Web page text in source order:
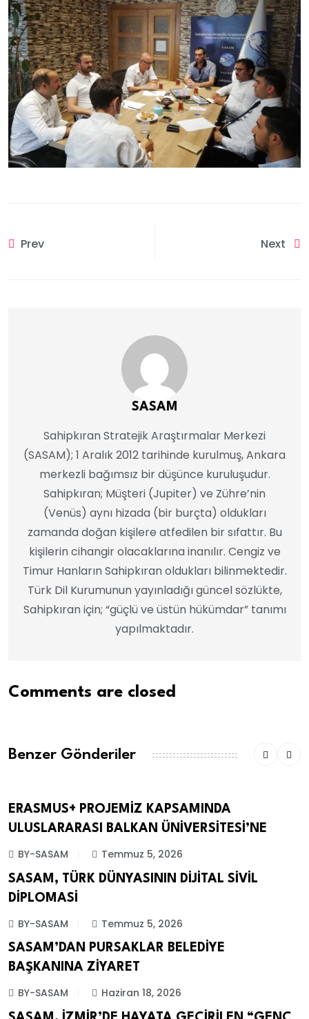
Prev Next
SASAM
Sahipkıran Stratejik Araştırmalar Merkezi
(SASAM); 1 Aralık 2012 tarihinde kurulmuş, Ankara
merkezli bağımsız bir düşünce kuruluşudur.
Sahipkıran; Müşteri (Jupiter) ve Zühre’nin
(Venüs) aynı hizada (bir burçta) oldukları
zamanda doğan kişilere atfedilen bir sıfattır. Bu
kişilerin cihangir olacaklarına inanılır. Cengiz ve
Timur Hanların Sahipkıran oldukları bilinmektedir.
Türk Dil Kurumunun yayınladığı güncel sözlükte,
Sahipkıran için; “güçlü ve üstün hükümdar” tanımı
yapılmaktadır.
Comments are closed
Benzer Gönderiler
ERASMUS+
ERASMUS+ PROJEMİZ KAPSAMINDA
ULUSLARARASI BALKAN ÜNİVERSİTESİ’NE
BY-SASAM Temmuz 5, 2026
ETKINLIKLER
SASAM, TÜRK DÜNYASININ DİJİTAL SİVİL
DİPLOMASİ
BY-SASAM Temmuz 5, 2026
ETKINLIKLER
SASAM’DAN PURSAKLAR BELEDİYE
BAŞKANINA ZİYARET
BY-SASAM Haziran 18, 2026